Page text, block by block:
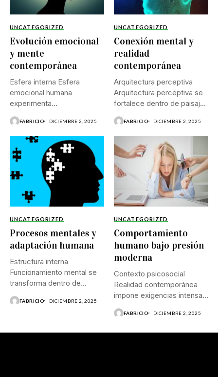
UNCATEGORIZED
Evolución emocional
y mente
contemporánea
Esfera interna Esfera
emocional humana
experimenta
profundas dentro de
ambientes donde...
FABRICIO DICIEMBRE 2, 2025
UNCATEGORIZED
Conexión mental y
realidad
contemporánea
Arquitectura perceptiva
Arquitectura perceptiva se
fortalece dentro de paisajes
FABRICIO DICIEMBRE 2, 2025
UNCATEGORIZED
Procesos mentales y
adaptación humana
Estructura interna
Funcionamiento mental se
transforma dentro de
escenarios donde estímulos
múltiples,...
FABRICIO DICIEMBRE 2, 2025
UNCATEGORIZED
Comportamiento
humano bajo presión
moderna
Contexto psicosocial
Realidad contemporánea
impone exigencias intensas
que remodelan
funcionamiento mental,
FABRICIO DICIEMBRE 2, 2025